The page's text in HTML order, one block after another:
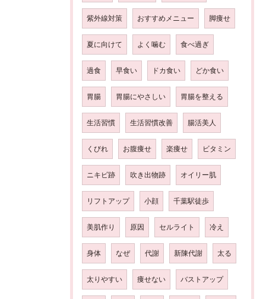
紫外線対策 おすすめメニュー 脚痩せ
夏に向けて よく噛む 食べ過ぎ
過食 早食い ドカ食い どか食い
胃腸 胃腸にやさしい 胃腸を整える
生活習慣 生活習慣改善 腸活美人
くびれ お腹痩せ 楽痩せ ビタミン
ニキビ跡 吹き出物跡 オイリー肌
リフトアップ 小顔 千葉駅徒歩
美肌作り 原因 セルライト 冷え
身体 なぜ 代謝 新陳代謝 太る
太りやすい 痩せない バストアップ